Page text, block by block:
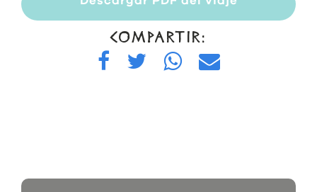
COMPARTIR: